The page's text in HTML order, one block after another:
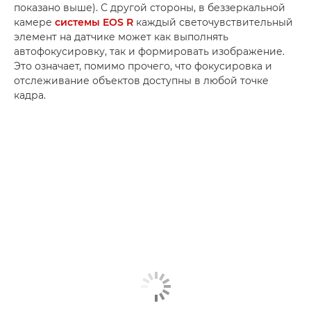
показано выше). С другой стороны, в беззеркальной
камере системы EOS R каждый светочувствительный
элемент на датчике может как выполнять
автофокусировку, так и формировать изображение.
Это означает, помимо прочего, что фокусировка и
отслеживание объектов доступны в любой точке
кадра.